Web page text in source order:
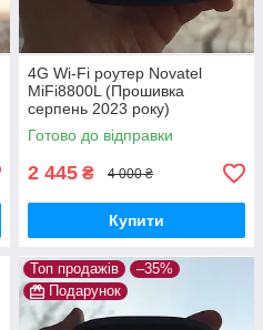
4G Wi-Fi роутер Novatel
MiFi8800L (Прошивка
серпень 2023 року)
Готово до відправки
2 445 ₴ 4 000 ₴
Купити
Топ продажів
–35%
Подарунок